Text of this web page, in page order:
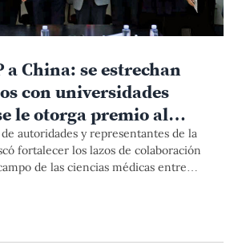
a China: se estrechan
con universidades
le otorga premio al
autoridades y representantes de la
fortalecer los lazos de colaboración
de las ciencias médicas entre
y prestigiosas instituciones educativas